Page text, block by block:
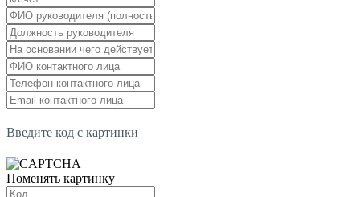
Введите код с картинки
Поменять картинку